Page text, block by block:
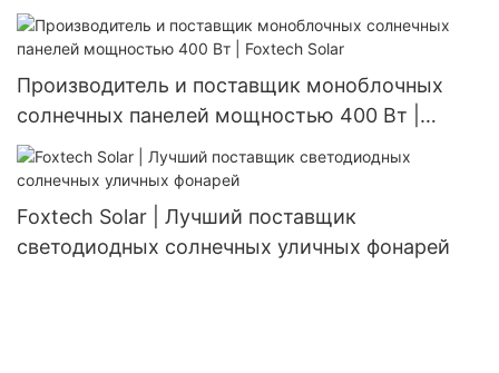
Foxtech Solar
Производитель и поставщик моноблочных
солнечных панелей мощностью 400 Вт |
Foxtech Solar
Foxtech Solar | Лучший поставщик
светодиодных солнечных уличных фонарей